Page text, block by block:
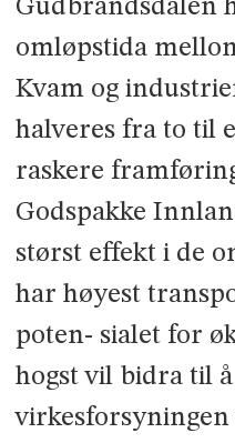
Gudbrandsdalen
omløpstida
Kvam og
halveres fra to til
raskere
Godspakke
størst effekt i de
har høyest
poten- sialet for
hogst vil bidra til